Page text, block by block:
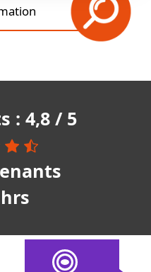
: 4,8 / 5